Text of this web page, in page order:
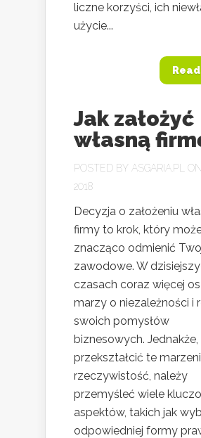
liczne korzyści, ich
użycie...
Jak założyć
własną
POSTED BY ASGARIA.PL
2018
Decyzja o założeniu
firmy to krok, który
znacząco odmienić
zawodowe. W
czasach coraz więcej
marzy o niezależności i
swoich pomysłów
biznesowych.
przekształcić te
rzeczywistość, należy
przemyśleć wiele
aspektów, takich jak
odpowiedniej formy